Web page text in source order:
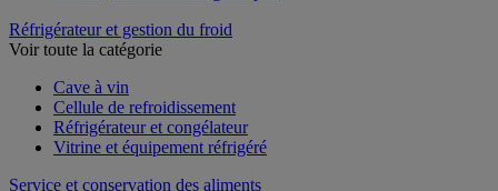
Réfrigérateur et gestion du froid
Cave à vin
Cellule de refroidissement
Réfrigérateur et congélateur